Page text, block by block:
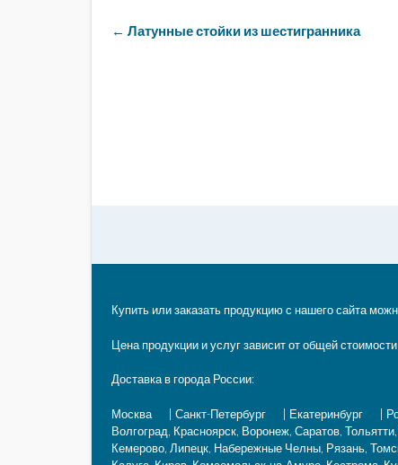
Навигация
← Латунные стойки из шестигранника
Купить или заказать продукцию с нашего сайта
Цена продукции и услуг зависит от общей стоимости
Доставка в города России:
Москва | Санкт-Петербург | Екатеринбург |
Волгоград, Красноярск, Воронеж, Саратов,
Кемерово, Липецк, Набережные Челны, Рязань,